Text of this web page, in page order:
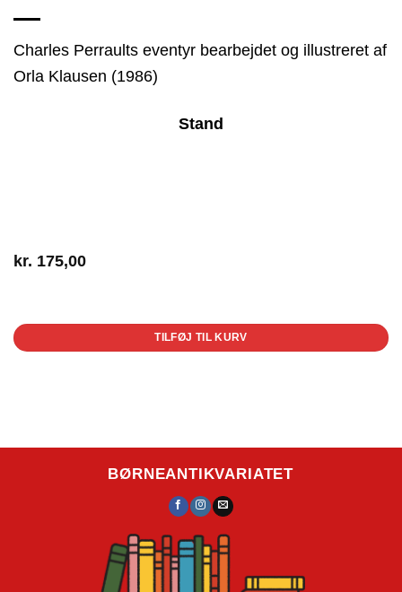
Charles Perraults eventyr bearbejdet og illustreret af
Orla Klausen (1986)
Stand
kr. 175,00
TILFØJ TIL KURV
BØRNEANTIKVARIATET